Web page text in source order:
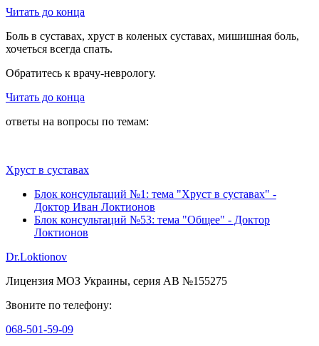
Читать до конца
Боль в суставах, хруст в коленых суставах, мишишная боль,
хочеться всегда спать.
Обратитесь к врачу-неврологу.
Читать до конца
ответы на вопросы по темам:
Хруст в суставах
Блок консультаций №1: тема "Хруст в суставах" -
Доктор Иван Локтионов
Блок консультаций №53: тема "Общее" - Доктор
Локтионов
Dr.Loktionov
Лицензия МОЗ Украины, серия АВ №155275
Звоните по телефону:
068-501-59-09